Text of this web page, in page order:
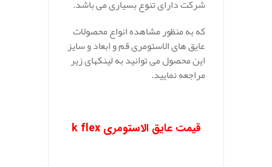
شرکت دارای تنوع بسیاری می باشد.
که به منظور مشاهده انواع محصولات
عایق های الاستومری قم و ابعاد و سایز
این محصول می توانید به لینکهای زیر
مراجعه نمایید.
قیمت عایق الاستومری k flex